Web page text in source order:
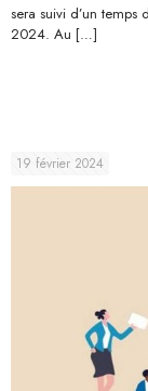
sera suivi d’un
2024. Au […]
19 février 2024